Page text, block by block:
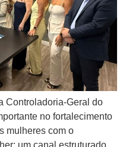
Controladoria-Geral do
no fortalecimento
mulheres com o
um canal estruturado